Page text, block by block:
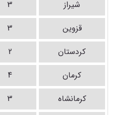
شیراز
3
قزوین
3
کردستان
2
کرمان
4
کرمانشاه
3